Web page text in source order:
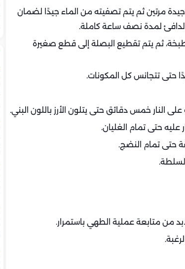
جيدة مرتين ثم يتم تصفيته من الماء جيدًا لضمان
لمدة نصف ساعة كاملة.
ثم يتم تقطيع البصلة إلى قطع صغيرة
حتى تتجانس كل المكونات.
النار خمس دقائق حتى يتلون الأرز باللون البني.
عليه حتى تمام الغليان.
من متابعة عملية الطهي باستمرار.